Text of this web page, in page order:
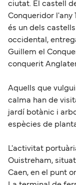
ciutat. El castell
Conqueridor l'any
és un dels
occidental,
Guillem el
conquerit
Aquells que
calma han de
jardí botànic i
espècies de
L'activitat
Ouistreham,
Caen, en el punt